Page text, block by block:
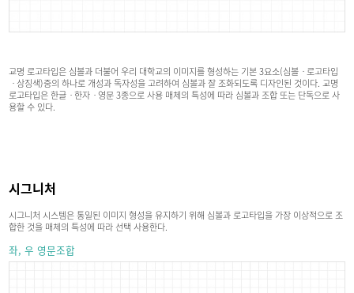
교명 로고타입은 심볼과 더불어 우리 대학교의 이미지를 형성하는 기본 3요소(심볼ㆍ로고타입
ㆍ상징색)중의 하나로 개성과 독자성을 고려하여 심볼과 잘 조화되도록 디자인된 것이다. 교명
로고타입은 한글ㆍ한자ㆍ영문 3종으로 사용 매체의 특성에 따라 심볼과 조합 또는 단독으로 사
용할 수 있다.
시그니처
시그니처 시스템은 통일된 이미지 형성을 유지하기 위해 심볼과 로고타입을 가장 이상적으로 조
합한 것을 매체의 특성에 따라 선택 사용한다.
좌, 우 영문조합